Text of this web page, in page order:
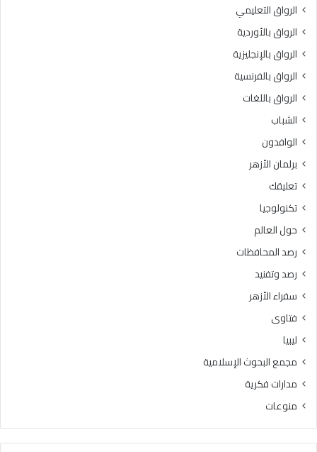
الرواق التعليمي
الرواق بالأوردية
الرواق بالإنجليزية
الرواق بالفرنسية
الرواق باللغات
الشباب
الوافدون
برلمان الأزهر
تعليقك
تكنولوجيا
حول العالم
رصد المحافظات
رصد وتفنيد
سفراء الأزهر
فتاوى
ليبيا
مجمع البحوث الإسلامية
مدارات فكرية
منوعات